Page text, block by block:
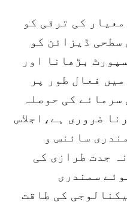
کی ترقی کو
سطحی ڈیزائن کو
بڑھانا اور
فعال طور پر
کی حوصلہ
ضروری ہے،اجلاس
سائنس و
جدت طرازی کی
سمندری
کی طاقت